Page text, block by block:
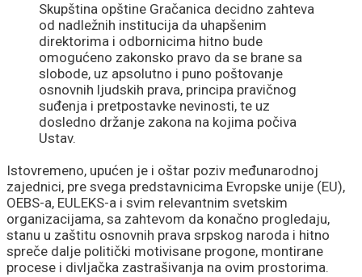
Skupština opštine Gračanica decidno zahteva
od nadležnih institucija da uhapšenim
direktorima i odbornicima hitno bude
omogućeno zakonsko pravo da se brane sa
slobode, uz apsolutno i puno poštovanje
osnovnih ljudskih prava, principa pravičnog
suđenja i pretpostavke nevinosti, te uz
dosledno držanje zakona na kojima počiva
Ustav.
Istovremeno, upućen je i oštar poziv međunarodnoj
zajednici, pre svega predstavnicima Evropske unije (EU),
OEBS-a, EULEKS-a i svim relevantnim svetskim
organizacijama, sa zahtevom da konačno progledaju,
stanu u zaštitu osnovnih prava srpskog naroda i hitno
spreče dalje politički motivisane progone, montirane
procese i divljačka zastrašivanja na ovim prostorima.